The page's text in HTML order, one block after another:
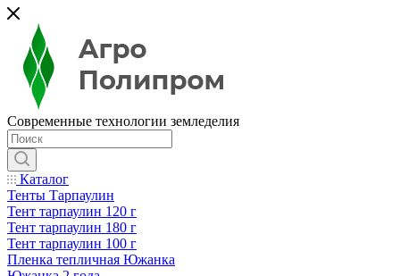
Современные технологии земледелия
Каталог
Тенты Тарпаулин
Тент тарпаулин 120 г
Тент тарпаулин 180 г
Тент тарпаулин 100 г
Пленка тепличная Южанка